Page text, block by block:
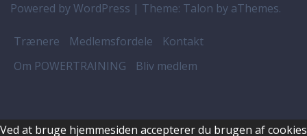
Powered by WordPress | Theme: Talon by aThemes.
Trænere Medlemsfordele
Kontakt
Om POWERTRAINING
Bliv medlem
Ved at bruge hjemmesiden accepterer du brugen af cookies